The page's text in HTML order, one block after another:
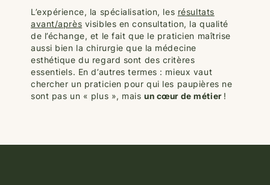
L’expérience, la spécialisation, les résultats
avant/après visibles en consultation, la qualité
de l’échange, et le fait que le praticien maîtrise
aussi bien la chirurgie que la médecine
esthétique du regard sont des critères
essentiels. En d’autres termes : mieux vaut
chercher un praticien pour qui les paupières ne
sont pas un « plus », maisun cœur de métier !